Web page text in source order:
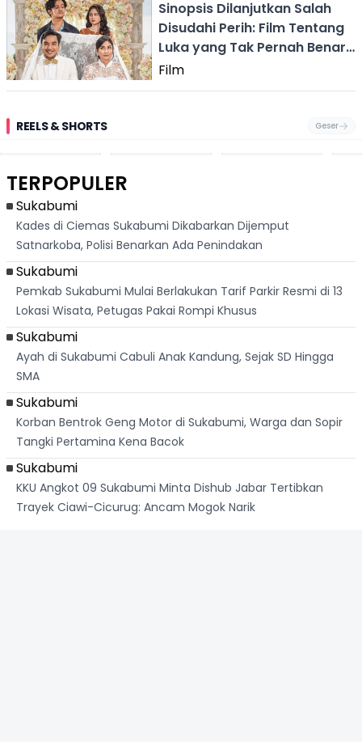
Sinopsis Dilanjutkan Salah
Disudahi Perih: Film Tentang
Luka yang Tak Pernah Benar-
Benar Hilang
Film
REELS & SHORTS Geser
Pantai
Cikembang,
Dari
Palabuhanratu
TERPOPULER
Sukabumi
Kades di Ciemas Sukabumi Dikabarkan Dijemput
Satnarkoba, Polisi Benarkan Ada Penindakan
Sukabumi
Pemkab Sukabumi Mulai Berlakukan Tarif Parkir Resmi di 13
Lokasi Wisata, Petugas Pakai Rompi Khusus
Sukabumi
Ayah di Sukabumi Cabuli Anak Kandung, Sejak SD Hingga
SMA
Sukabumi
Korban Bentrok Geng Motor di Sukabumi, Warga dan Sopir
Tangki Pertamina Kena Bacok
Sukabumi
KKU Angkot 09 Sukabumi Minta Dishub Jabar Tertibkan
Trayek Ciawi-Cicurug: Ancam Mogok Narik